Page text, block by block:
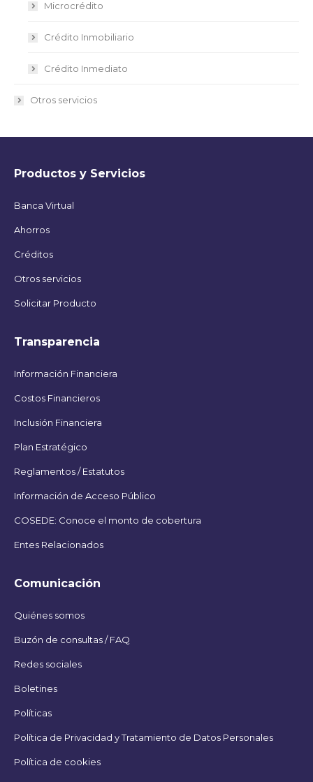
Microcrédito
Crédito Inmobiliario
Crédito Inmediato
Otros servicios
Productos y Servicios
Banca Virtual
Ahorros
Créditos
Otros servicios
Solicitar Producto
Transparencia
Información Financiera
Costos Financieros
Inclusión Financiera
Plan Estratégico
Reglamentos / Estatutos
Información de Acceso Público
COSEDE: Conoce el monto de cobertura
Entes Relacionados
Comunicación
Quiénes somos
Buzón de consultas / FAQ
Redes sociales
Boletines
Políticas
Política de Privacidad y Tratamiento de Datos Personales
Política de cookies